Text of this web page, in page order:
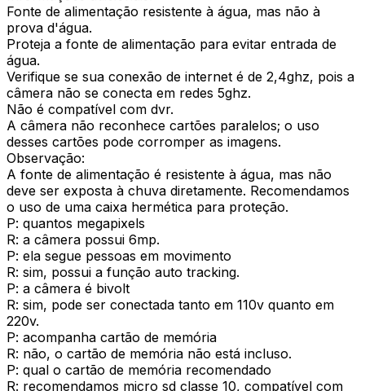
Fonte de alimentação resistente à água, mas não à
prova d'água.
Proteja a fonte de alimentação para evitar entrada de
água.
Verifique se sua conexão de internet é de 2,4ghz, pois a
câmera não se conecta em redes 5ghz.
Não é compatível com dvr.
A câmera não reconhece cartões paralelos; o uso
desses cartões pode corromper as imagens.
Observação:
A fonte de alimentação é resistente à água, mas não
deve ser exposta à chuva diretamente. Recomendamos
o uso de uma caixa hermética para proteção.
P: quantos megapixels
R: a câmera possui 6mp.
P: ela segue pessoas em movimento
R: sim, possui a função auto tracking.
P: a câmera é bivolt
R: sim, pode ser conectada tanto em 110v quanto em
220v.
P: acompanha cartão de memória
R: não, o cartão de memória não está incluso.
P: qual o cartão de memória recomendado
R: recomendamos micro sd classe 10, compatível com